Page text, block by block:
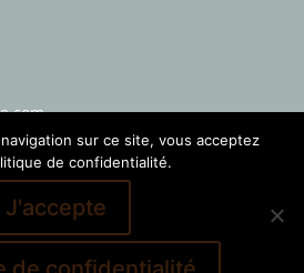
38 76
sur ce site, vous acceptez
de confidentialité.
J'accepte